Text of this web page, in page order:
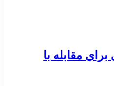
مقابله با